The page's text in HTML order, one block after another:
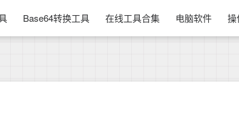
Base64转换工具 在线工具合集 电脑软件 操